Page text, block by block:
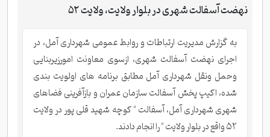
نهضت آسفالت شهری در بلوار ولایت، ولایت ۵۲
به گزارش مدیریت ارتباطات و روابط عمومی شهرداری آمل، در
اجرای نهضت آسفالت شهری، ازسوی معاونت امورزیربنایی
وحمل ونقل شهرداری آمل مطابق برنامه های اولویت بندی
شده، اکیپ پخش آسفالت سازمان عمران و بازآفرینی فضاهای
شهری شهرداری آمل، آسفالت " کوچه شهید قلی پور در ولایت
۵۲ واقع در بلوار ولایت " را انجام دادند.